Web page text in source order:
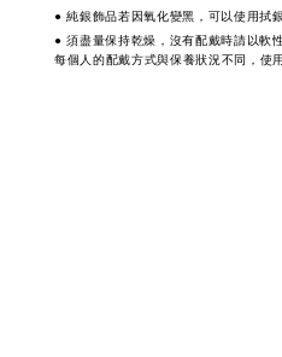
● 純銀飾品若因氧化變黑，可以使用拭
● 須盡量保持乾燥，沒有配戴時請以軟
每個人的配戴方式與保養狀況不同，使